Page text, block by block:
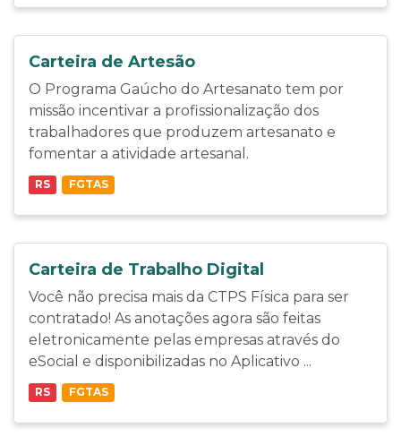
Carteira de Artesão
O Programa Gaúcho do Artesanato tem por
missão incentivar a profissionalização dos
trabalhadores que produzem artesanato e
fomentar a atividade artesanal.
RS FGTAS
Carteira de Trabalho Digital
Você não precisa mais da CTPS Física para ser
contratado! As anotações agora são feitas
eletronicamente pelas empresas através do
eSocial e disponibilizadas no Aplicativo ...
RS FGTAS